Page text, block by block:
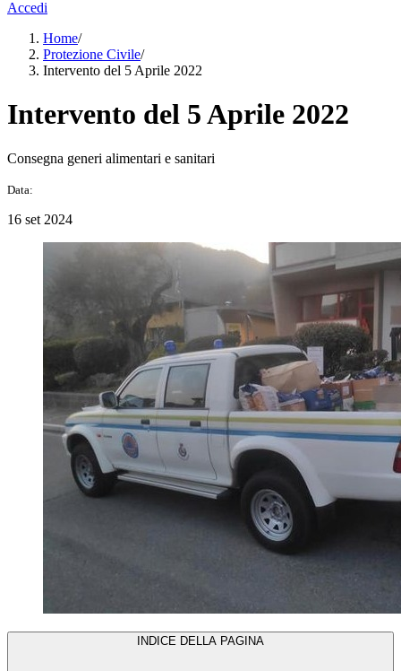
Accedi
Home/
Protezione Civile/
Intervento del 5 Aprile 2022
Intervento del 5 Aprile 2022
Consegna generi alimentari e sanitari
Data:
16 set 2024
INDICE DELLA PAGINA